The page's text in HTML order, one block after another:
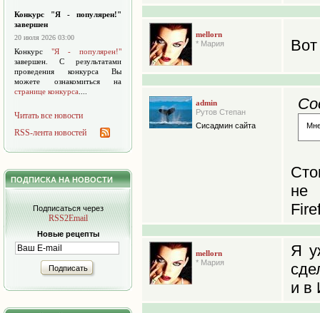
Конкурс "Я - популярен!"
завершен
20 июля 2026 03:00
Конкурс "Я - популярен!"
завершен. С результатами
проведения конкурса Вы
можете ознакомиться на
странице конкурса
Читать все новости
RSS-лента новостей
ПОДПИСКА НА НОВОСТИ
Подписаться через
RSS2Email
Новые рецепты
Подписать
mellorn
* Мария
admin
Рутов Степан
Сисадмин сайта
не
mellorn
* Мария
Я
и в